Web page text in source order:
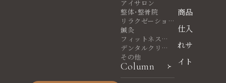
アイサロン
整体・整骨院
リラクゼーショ
ンサロン
鍼灸
フィットネスヨ
ガ
デンタルクリニ
ック
その他
Column
商品
仕入
れサ
イト